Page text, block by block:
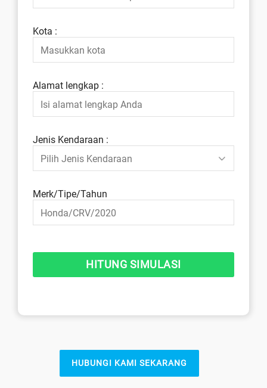
Kota :
Alamat lengkap :
Jenis Kendaraan :
Merk/Tipe/Tahun
HUBUNGI KAMI SEKARANG